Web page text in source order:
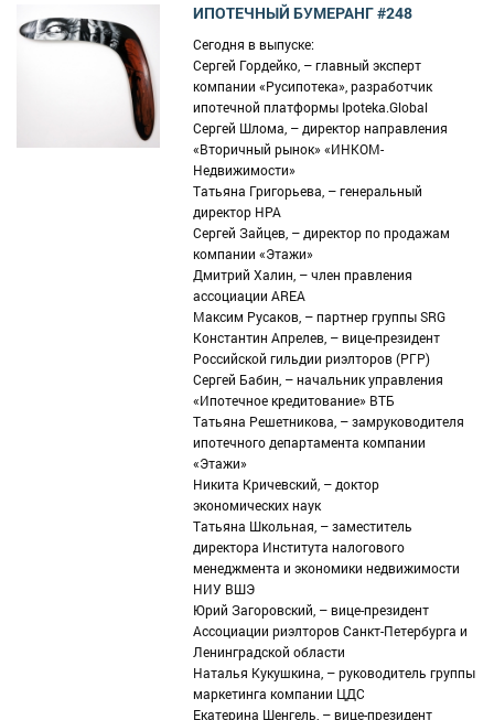
ИПОТЕЧНЫЙ БУМЕРАНГ #248
Сегодня в выпуске:
Сергей Гордейко, – главный эксперт
компании «Русипотека», разработчик
ипотечной платформы Ipoteka.Global
Сергей Шлома, – директор направления
«Вторичный рынок» «ИНКОМ-
Недвижимости»
Татьяна Григорьева, – генеральный
директор НРА
Сергей Зайцев, – директор по продажам
компании «Этажи»
Дмитрий Халин, – член правления
ассоциации AREA
Максим Русаков, – партнер группы SRG
Константин Апрелев, – вице-президент
Российской гильдии риэлторов (РГР)
Сергей Бабин, – начальник управления
«Ипотечное кредитование» ВТБ
Татьяна Решетникова, – замруководителя
ипотечного департамента компании
«Этажи»
Никита Кричевский, – доктор
экономических наук
Татьяна Школьная, – заместитель
директора Института налогового
менеджмента и экономики недвижимости
НИУ ВШЭ
Юрий Загоровский, – вице-президент
Ассоциации риэлторов Санкт-Петербурга и
Ленинградской области
Наталья Кукушкина, – руководитель группы
маркетинга компании ЦДС
Екатерина Шенгель, – вице-президент